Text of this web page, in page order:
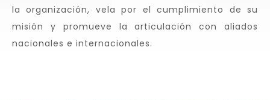
la organización, vela por el cumplimiento de su
misión y promueve la articulación con aliados
nacionales e internacionales.